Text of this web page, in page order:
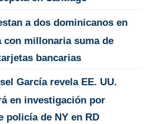
a dos dominicanos en
con millonaria suma de
bancarias
García revela EE. UU.
en investigación por
policía de NY en RD